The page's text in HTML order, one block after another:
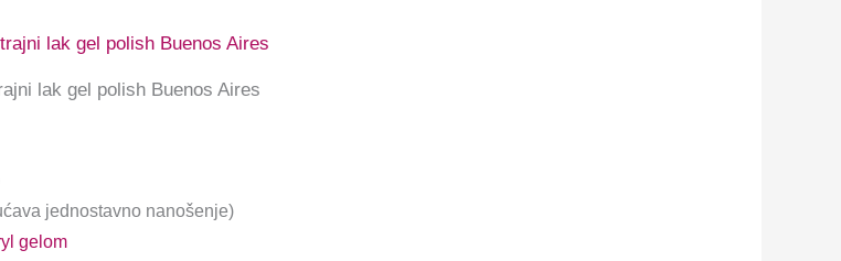
lak gel polish Buenos Aires
jednostavno nanošenje)
gelom